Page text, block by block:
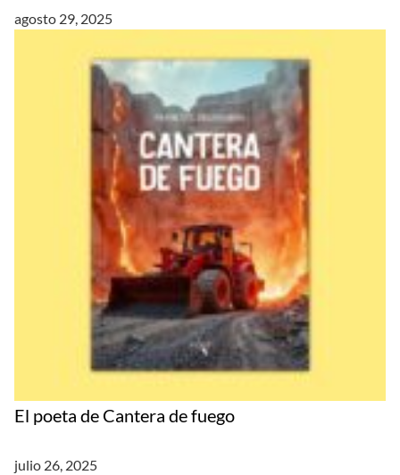
agosto 29, 2025
El poeta de Cantera de fuego
julio 26, 2025